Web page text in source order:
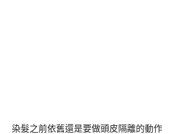
染髮之前依舊還是要做頭皮隔離的動作